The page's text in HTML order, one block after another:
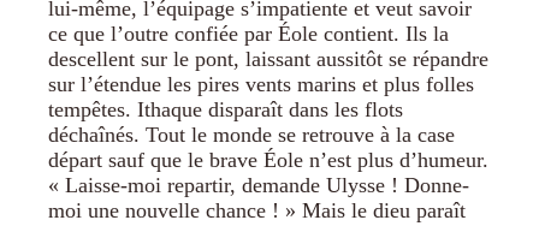
lui-même, l’équipage s’impatiente et veut savoir
ce que l’outre confiée par Éole contient. Ils la
descellent sur le pont, laissant aussitôt se répandre
sur l’étendue les pires vents marins et plus folles
tempêtes. Ithaque disparaît dans les flots
déchaînés. Tout le monde se retrouve à la case
départ sauf que le brave Éole n’est plus d’humeur.
« Laisse-moi repartir, demande Ulysse ! Donne-
moi une nouvelle chance ! » Mais le dieu paraît